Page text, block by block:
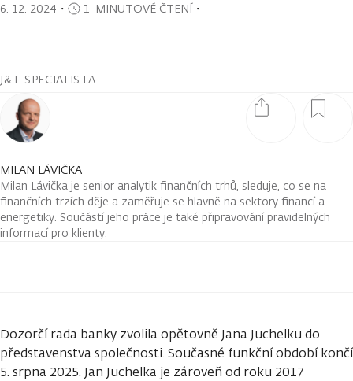
6. 12. 2024 ・ 1-MINUTOVÉ ČTENÍ・
J&T SPECIALISTA
MILAN LÁVIČKA
Milan Lávička je senior analytik finančních trhů, sleduje, co se na
finančních trzích děje a zaměřuje se hlavně na sektory financí a
energetiky. Součástí jeho práce je také připravování pravidelných
informací pro klienty.
Dozorčí rada banky zvolila opětovně Jana Juchelku do
představenstva společnosti. Současné funkční období končí
5. srpna 2025. Jan Juchelka je zároveň od roku 2017